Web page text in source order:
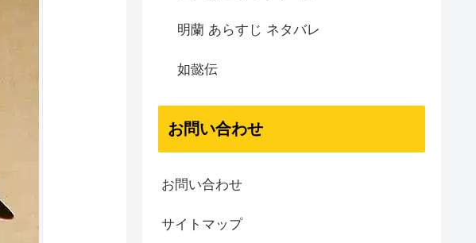
明蘭 あらすじ ネタバレ
如懿伝
お問い合わせ
お問い合わせ
サイトマップ